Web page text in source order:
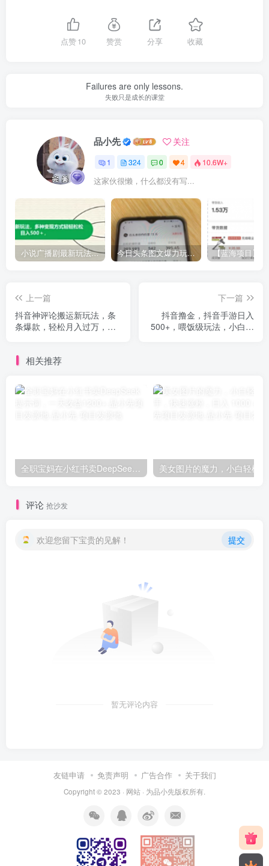
点赞10 赞赏 分享 收藏
Failures are only lessons.
失败只是成长的课堂
品小先 关注
1 324 0 4 10.6W+
这家伙很懒，什么都没有写...
小说广播剧最新玩法，多种变现方式轻轻松松日入500＋【揭秘】 今日头条图文爆力玩法,AI自动生成文案，当天见收益，轻松日入500+
上一篇
抖音神评论搬运新玩法，条
条爆款，轻松月入过万，适
下一篇
抖音撸金，抖音手游日入
500+，喂饭级玩法，小白一
相关推荐
评论 抢沙发
欢迎您留下宝贵的见解！ 提交
暂无评论内容
友链申请 免责声明 广告合作 关于我们
Copyright © 2023 · 网站 · 为品小先版权所有.